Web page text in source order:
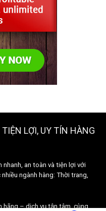
LỢI, UY TÍN HÀNG
nhanh, an toàn và tiện lợi với
ngành hàng: Thời trang,
– dịch vụ tận tâm, cùng